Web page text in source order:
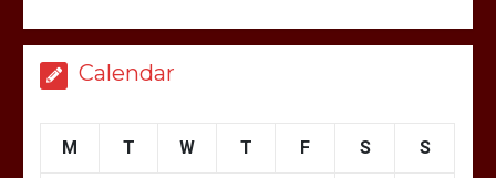
Calendar
M T W T F S S